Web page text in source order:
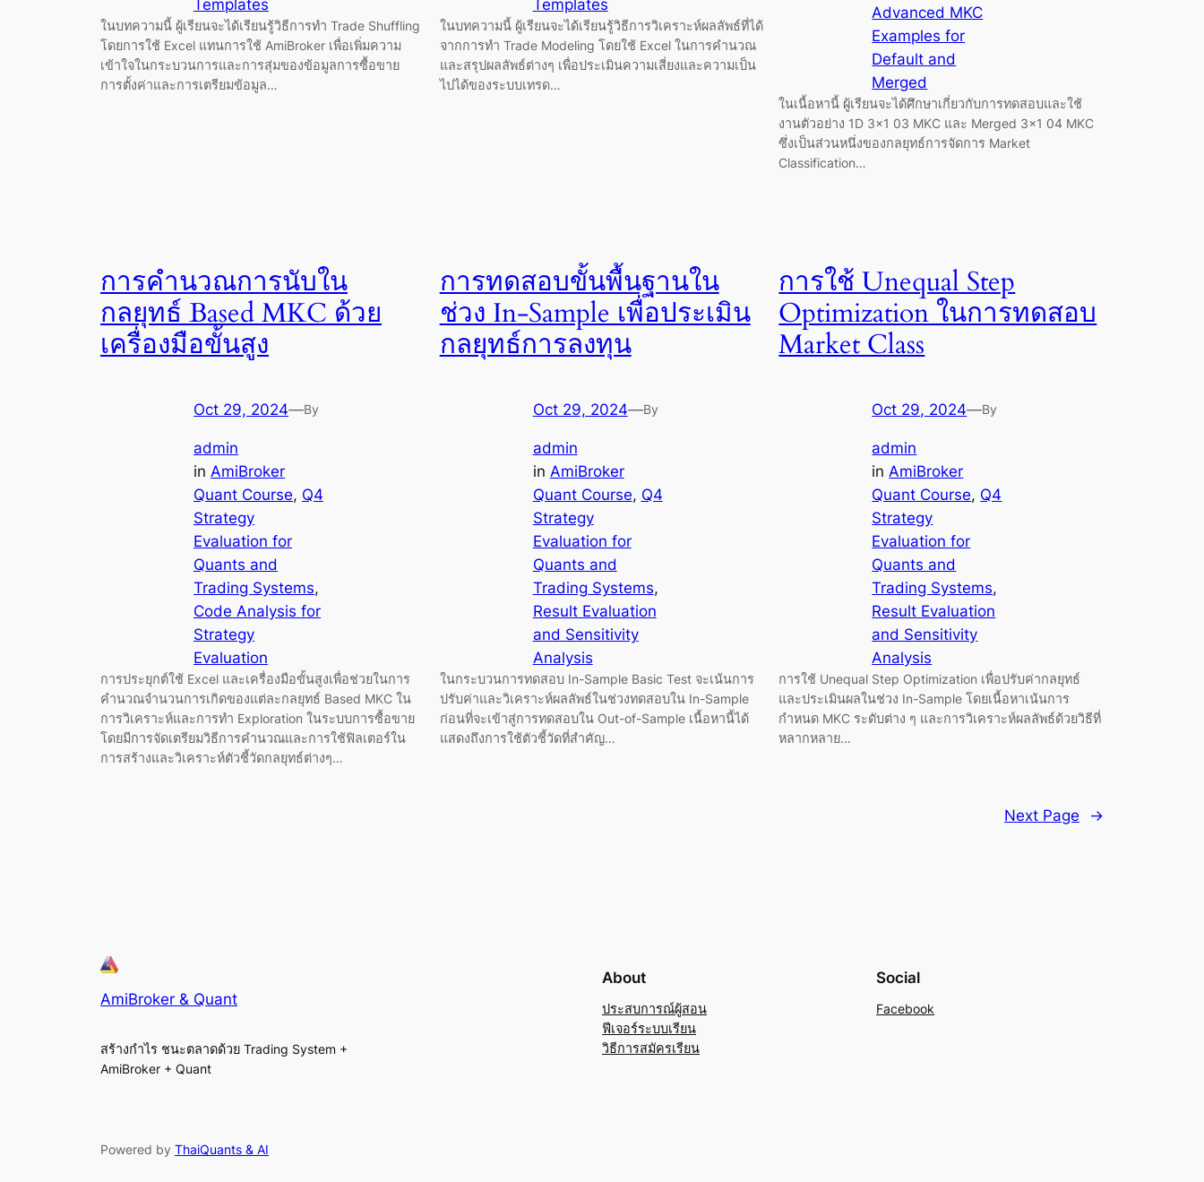
Templates
ในบทความนี้ ผู้เรียนจะได้เรียนรู้วิธีการทำ Trade Shuffling
โดยการใช้ Excel แทนการใช้ AmiBroker เพื่อเพิ่มความ
เข้าใจในกระบวนการและการสุ่มของข้อมูลการซื้อขาย
การตั้งค่าและการเตรียมข้อมูล…
Templates
ในบทความนี้ ผู้เรียนจะได้เรียนรู้วิธีการวิเคราะห์ผลลัพธ์ที่ได้
จากการทำ Trade Modeling โดยใช้ Excel ในการคำนวณ
และสรุปผลลัพธ์ต่างๆ เพื่อประเมินความเสี่ยงและความเป็น
ไปได้ของระบบเทรด…
Advanced MKC
Examples for
Default and
Merged
ในเนื้อหานี้ ผู้เรียนจะได้ศึกษาเกี่ยวกับการทดสอบและใช้
งานตัวอย่าง 1D 3×1 03 MKC และ Merged 3×1 04 MKC
ซึ่งเป็นส่วนหนึ่งของกลยุทธ์การจัดการ Market
Classification…
การคำนวณการนับใน
กลยุทธ์ Based MKC ด้วย
เครื่องมือขั้นสูง
Oct 29, 2024—By
admin
in AmiBroker
Quant Course, Q4
Strategy
Evaluation for
Quants and
Trading Systems
Code Analysis for
Strategy
Evaluation
การประยุกต์ใช้ Excel และเครื่องมือขั้นสูงเพื่อช่วยในการ
คำนวณจำนวนการเกิดของแต่ละกลยุทธ์ Based MKC ใน
การวิเคราะห์และการทำ Exploration ในระบบการซื้อขาย
โดยมีการจัดเตรียมวิธีการคำนวณและการใช้ฟิลเตอร์ใน
การสร้างและวิเคราะห์ตัวชี้วัดกลยุทธ์ต่างๆ…
การทดสอบขั้นพื้นฐานใน
ช่วง In-Sample เพื่อประเมิน
กลยุทธ์การลงทุน
Oct 29, 2024—By
admin
in AmiBroker
Quant Course, Q4
Strategy
Evaluation for
Quants and
Trading Systems
Result Evaluation
and Sensitivity
Analysis
ในกระบวนการทดสอบ In-Sample Basic Test จะเน้นการ
ปรับค่าและวิเคราะห์ผลลัพธ์ในช่วงทดสอบใน In-Sample
ก่อนที่จะเข้าสู่การทดสอบใน Out-of-Sample เนื้อหานี้ได้
แสดงถึงการใช้ตัวชี้วัดที่สำคัญ…
การใช้ Unequal Step
Optimization ในการทดสอบ
Market Class
Oct 29, 2024—By
admin
inAmiBroker
Quant Course, Q4
Strategy
Evaluation for
Quants and
Trading Systems
Result Evaluation
and Sensitivity
Analysis
การใช้ Unequal Step Optimization เพื่อปรับค่ากลยุทธ์
และประเมินผลในช่วง In-Sample โดยเนื้อหาเน้นการ
กำหนด MKC ระดับต่าง ๆ และการวิเคราะห์ผลลัพธ์ด้วยวิธีที่
หลากหลาย…
Next Page →
AmiBroker & Quant
สร้างกำไร ชนะตลาดด้วย Trading System +
AmiBroker + Quant
About
ประสบการณ์ผู้สอน
ฟีเจอร์ระบบเรียน
วิธีการสมัครเรียน
Social
Facebook
Powered by ThaiQuants & AI